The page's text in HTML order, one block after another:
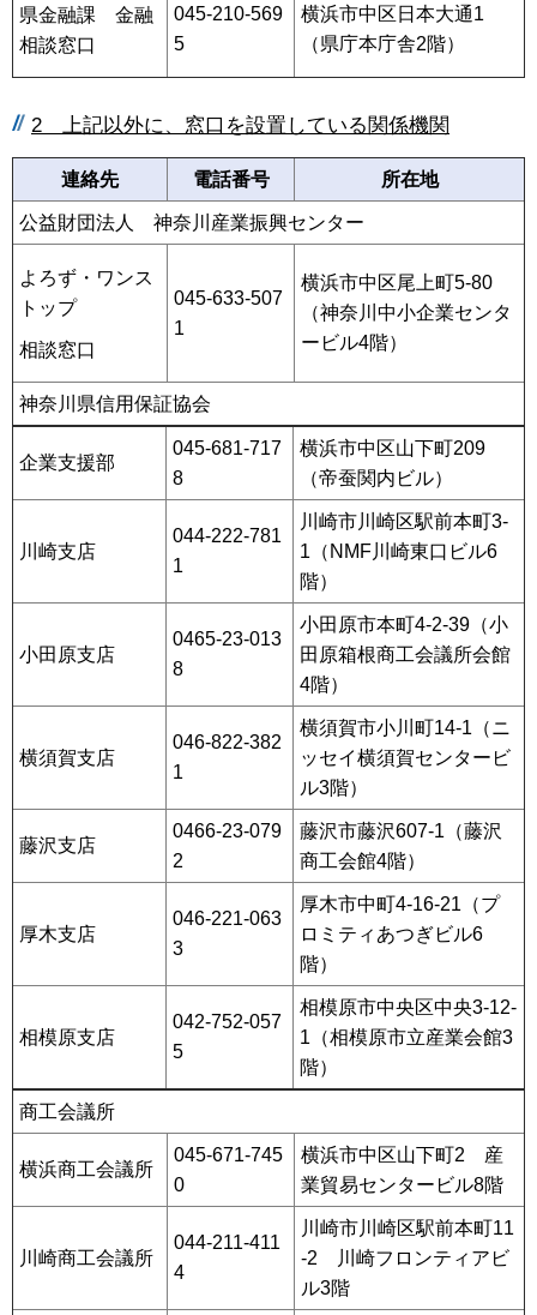
県金融課 金融
相談窓口
045-210-569
5
横浜市中区日本大通1
（県庁本庁舎2階）
2 上記以外に、窓口を設置している関係機関
連絡先 電話番号 所在地
公益財団法人 神奈川産業振興センター
よろず・ワンス
トップ
相談窓口
045-633-507
1
横浜市中区尾上町5-80
（神奈川中小企業センタ
ービル4階）
神奈川県信用保証協会
企業支援部
045-681-717
8
横浜市中区山下町209
（帝蚕関内ビル）
川崎支店
044-222-781
1
川崎市川崎区駅前本町3-
1（NMF川崎東口ビル6
階）
小田原支店
0465-23-013
8
小田原市本町4-2-39（小
田原箱根商工会議所会館
4階）
横須賀支店
046-822-382
1
横須賀市小川町14-1（ニ
ッセイ横須賀センタービ
ル3階）
藤沢支店
0466-23-079
2
藤沢市藤沢607-1（藤沢
商工会館4階）
厚木支店
046-221-063
3
厚木市中町4-16-21（プ
ロミティあつぎビル6
階）
相模原支店
042-752-057
5
相模原市中央区中央3-12-
1（相模原市立産業会館3
階）
商工会議所
横浜商工会議所
045-671-745
0
横浜市中区山下町2 産
業貿易センタービル8階
川崎商工会議所
044-211-411
4
川崎市川崎区駅前本町11
-2 川崎フロンティアビ
ル3階